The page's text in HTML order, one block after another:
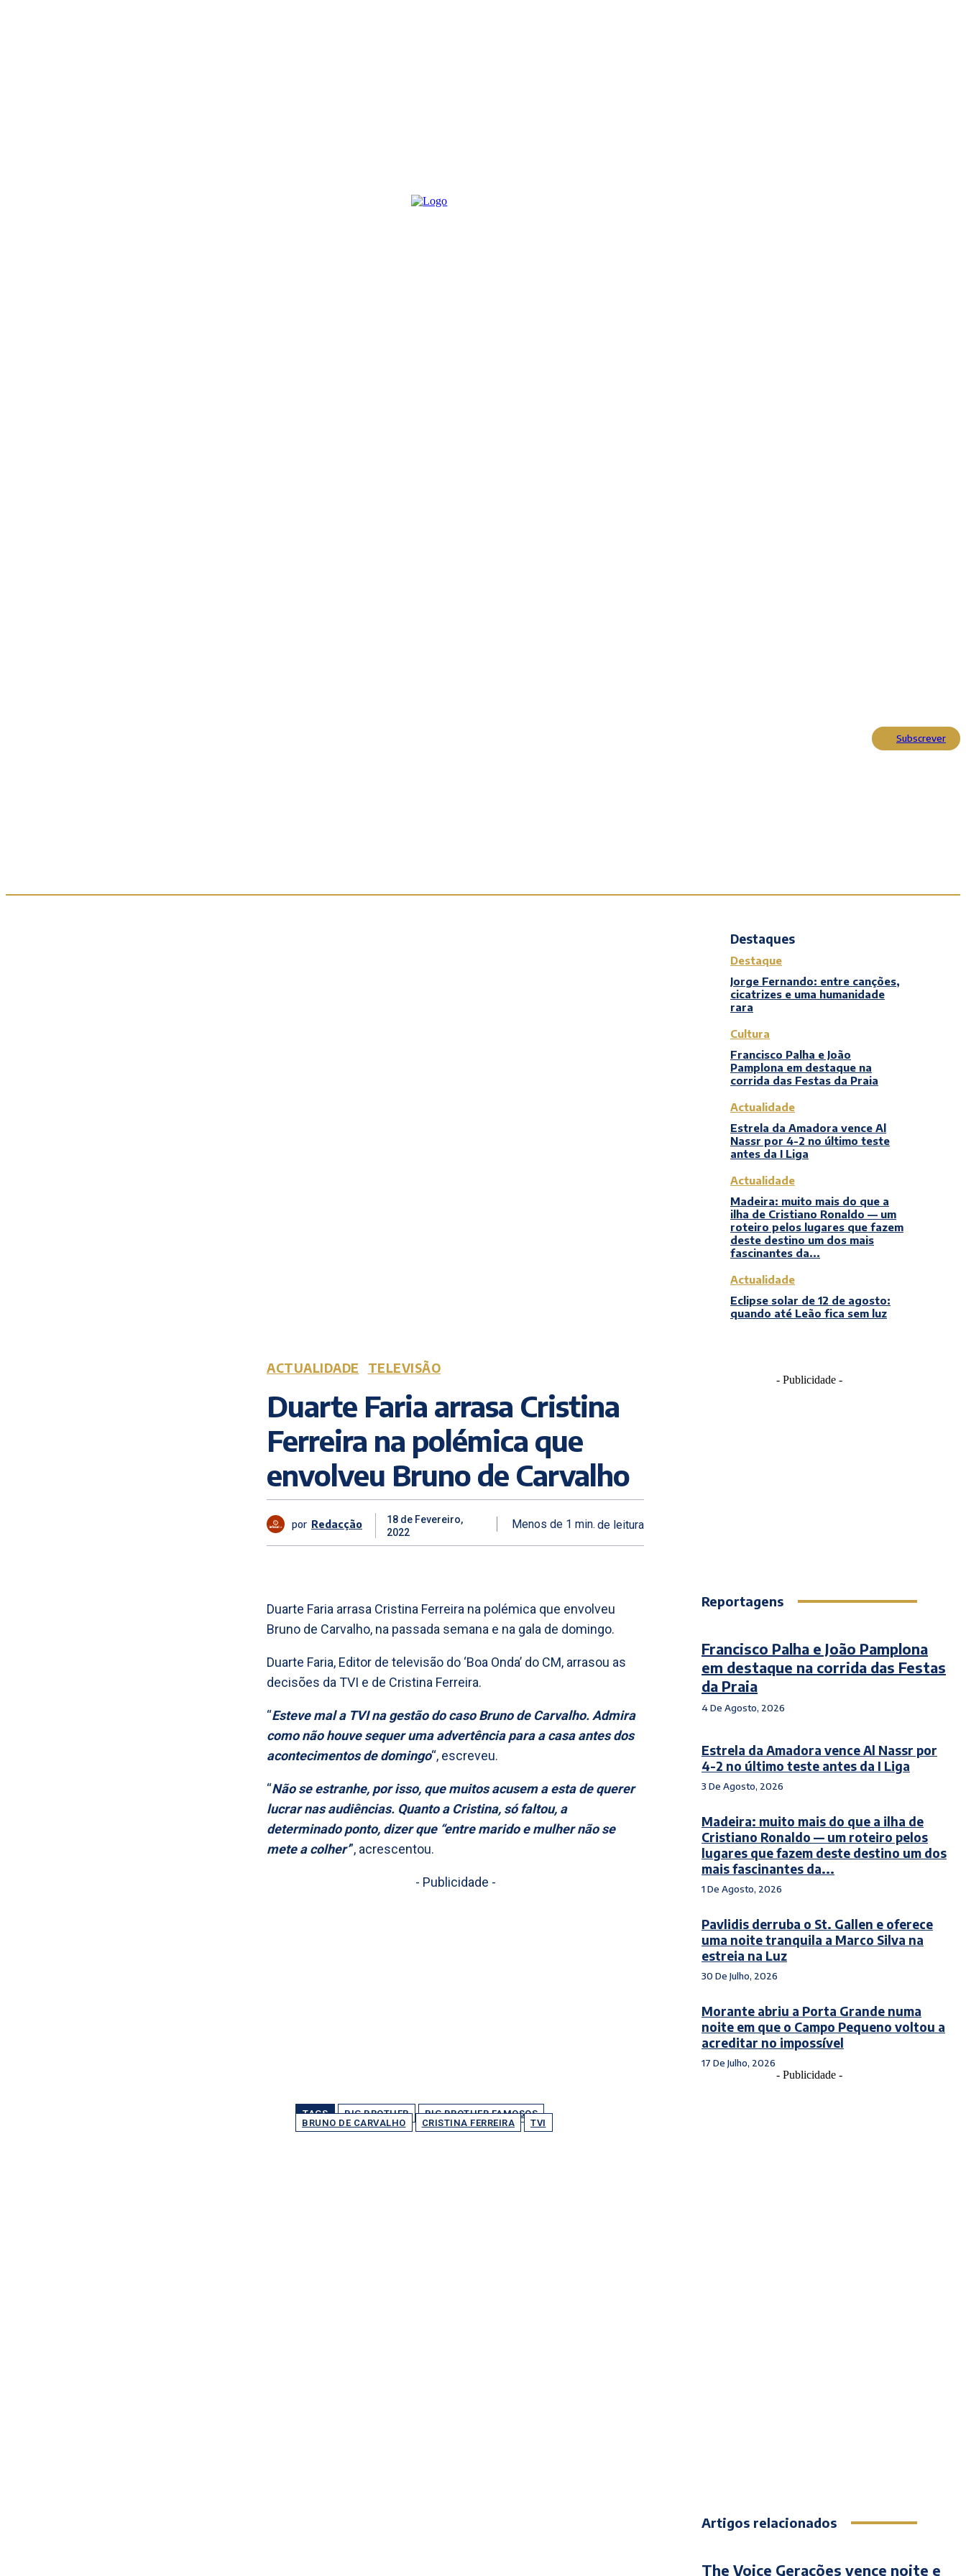
Subscrever
ACTUALIDADE TELEVISÃO
Duarte Faria arrasa Cristina
Ferreira na polémica que
envolveu Bruno de Carvalho
por Redacção
18 de Fevereiro,
2022
Menos de 1 min. de leitura
Duarte Faria arrasa Cristina Ferreira na polémica que envolveu
Bruno de Carvalho, na passada semana e na gala de domingo.
Duarte Faria, Editor de televisão do ‘Boa Onda’ do CM, arrasou as
decisões da TVI e de Cristina Ferreira.
“Esteve mal a TVI na gestão do caso Bruno de Carvalho. Admira
como não houve sequer uma advertência para a casa antes dos
acontecimentos de domingo“, escreveu.
“Não se estranhe, por isso, que muitos acusem a esta de querer
lucrar nas audiências. Quanto a Cristina, só faltou, a
determinado ponto, dizer que “entre marido e mulher não se
mete a colher’”, acrescentou.
- Publicidade -
TAGS BIG BROTHER
BIG BROTHER FAMOSOS
BRUNO DE CARVALHO
CRISTINA FERREIRA TVI
Destaques
Destaque
Jorge Fernando: entre canções,
cicatrizes e uma humanidade
rara
Cultura
Francisco Palha e João
Pamplona em destaque na
corrida das Festas da Praia
Actualidade
Estrela da Amadora vence Al
Nassr por 4-2 no último teste
antes da I Liga
Actualidade
Madeira: muito mais do que a
ilha de Cristiano Ronaldo — um
roteiro pelos lugares que fazem
deste destino um dos mais
fascinantes da...
Actualidade
Eclipse solar de 12 de agosto:
quando até Leão fica sem luz
- Publicidade -
Reportagens
Francisco Palha e João Pamplona
em destaque na corrida das Festas
da Praia
4 De Agosto, 2026
Estrela da Amadora vence Al Nassr por
4-2 no último teste antes da I Liga
3 De Agosto, 2026
Madeira: muito mais do que a ilha de
Cristiano Ronaldo — um roteiro pelos
lugares que fazem deste destino um dos
mais fascinantes da...
1 De Agosto, 2026
Pavlidis derruba o St. Gallen e oferece
uma noite tranquila a Marco Silva na
estreia na Luz
30 De Julho, 2026
Morante abriu a Porta Grande numa
noite em que o Campo Pequeno voltou a
acreditar no impossível
17 De Julho, 2026
- Publicidade -
Artigos relacionados
The Voice Gerações vence noite e